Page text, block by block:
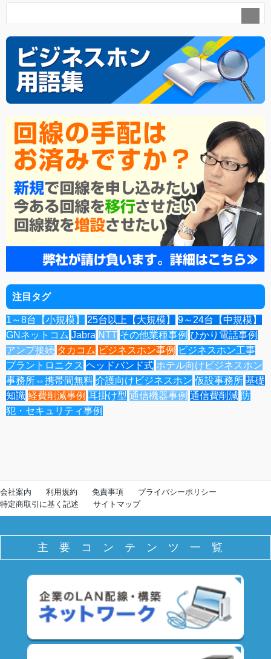
注目タグ
1～8台【小規模】 25台以上【大規模】
9～24台【中規模】
GNネットコム Jabra NTT その他業種事例 ひかり電話事例
アンプ接続 タカコム ビジネスホン事例 ビジネスホン工事
プラントロニクス ヘッドバンド式 ホテル向けビジネスホン
事務所⇔携帯間無料 介護向けビジネスホン 仮設事務所 基礎
知識 経費削減事例 耳掛け型 通信機器事例 通信費削減 防
犯・セキュリティ事例
会社案内 利用規約 免責事項
プライバシーポリシー
特定商取引に基く記述
サイトマップ
主要コンテンツ一覧